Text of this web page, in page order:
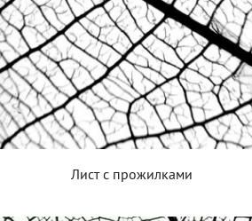
Лист с прожилками